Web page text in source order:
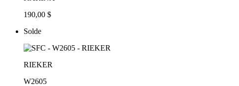
190,00 $
Solde
RIEKER
W2605